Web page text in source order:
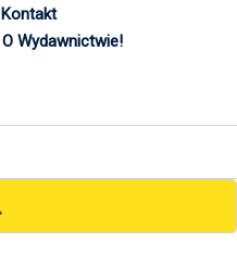
Kontakt
O Wydawnictwie!